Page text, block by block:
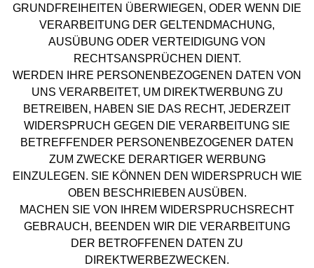
GRUNDFREIHEITEN ÜBERWIEGEN, ODER WENN DIE
VERARBEITUNG DER GELTENDMACHUNG,
AUSÜBUNG ODER VERTEIDIGUNG VON
RECHTSANSPRÜCHEN DIENT.
WERDEN IHRE PERSONENBEZOGENEN DATEN VON
UNS VERARBEITET, UM DIREKTWERBUNG ZU
BETREIBEN, HABEN SIE DAS RECHT, JEDERZEIT
WIDERSPRUCH GEGEN DIE VERARBEITUNG SIE
BETREFFENDER PERSONENBEZOGENER DATEN
ZUM ZWECKE DERARTIGER WERBUNG
EINZULEGEN. SIE KÖNNEN DEN WIDERSPRUCH WIE
OBEN BESCHRIEBEN AUSÜBEN.
MACHEN SIE VON IHREM WIDERSPRUCHSRECHT
GEBRAUCH, BEENDEN WIR DIE VERARBEITUNG
DER BETROFFENEN DATEN ZU
DIREKTWERBEZWECKEN.